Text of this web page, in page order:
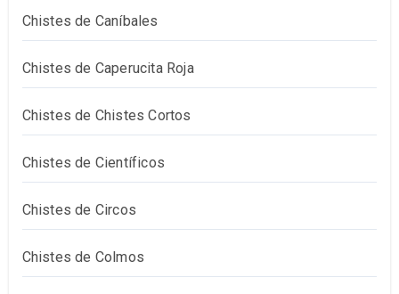
Chistes de Caníbales
Chistes de Caperucita Roja
Chistes de Chistes Cortos
Chistes de Científicos
Chistes de Circos
Chistes de Colmos